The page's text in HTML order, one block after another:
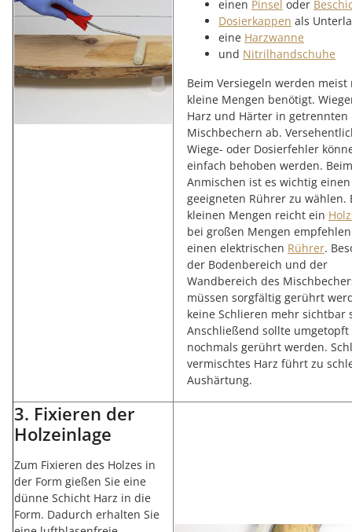
einen Pinsel oder
Dosierkappen als
eine Harzwanne
und Nitrilhandschuhe
Beim Versiegeln werden meist
kleine Mengen benötigt.
Harz und Härter in getrennten
Mischbechern ab.
Wiege- oder Dosierfehler
einfach behoben werden. Beim
Anmischen ist es wichtig einen
geeigneten Rührer zu wählen.
kleinen Mengen reicht ein
bei großen Mengen
einen elektrischen Rührer.
der Bodenbereich und der
Wandbereich des
müssen sorgfältig gerührt
keine Schlieren mehr sichtbar
Anschließend sollte
nochmals gerührt werden.
vermischtes Harz führt zu
Aushärtung.
3. Fixieren der
Holzeinlage
Zum Fixieren des Holzes in
der Form gießen Sie eine
dünne Schicht Harz in die
Form. Dadurch erhalten Sie